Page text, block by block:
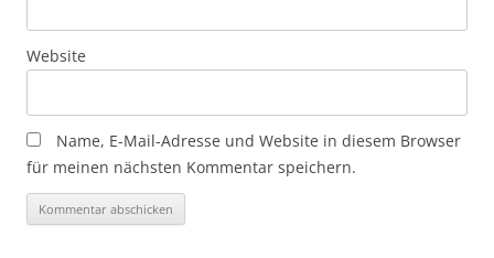
Website
Name, E-Mail-Adresse und Website in diesem Browser
für meinen nächsten Kommentar speichern.